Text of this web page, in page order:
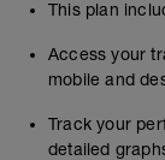
This plan
Access your
mobile and
Track your
detailed